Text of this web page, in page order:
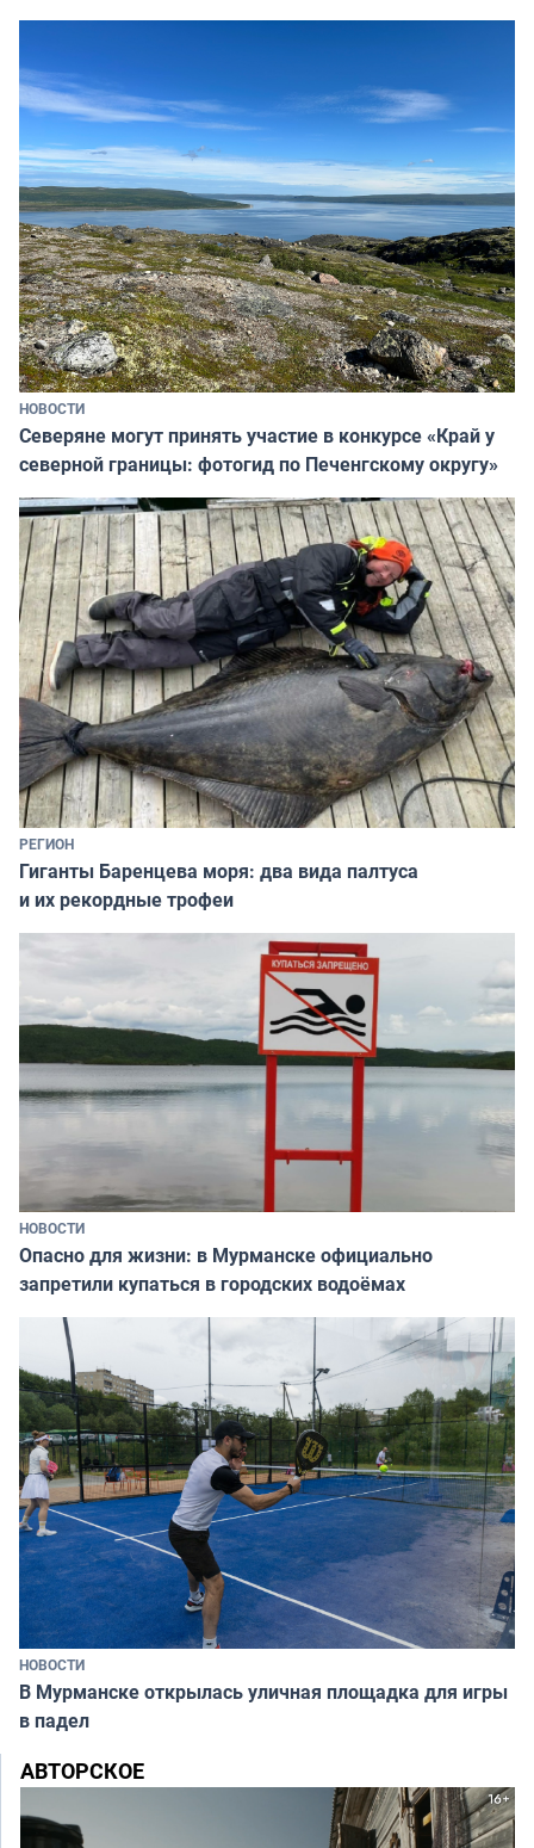
НОВОСТИ
Северяне могут принять участие в конкурсе «Край у
северной границы: фотогид по Печенгскому округу»
РЕГИОН
Гиганты Баренцева моря: два вида палтуса
и их рекордные трофеи
НОВОСТИ
Опасно для жизни: в Мурманске официально
запретили купаться в городских водоёмах
НОВОСТИ
В Мурманске открылась уличная площадка для игры
в падел
АВТОРСКОЕ